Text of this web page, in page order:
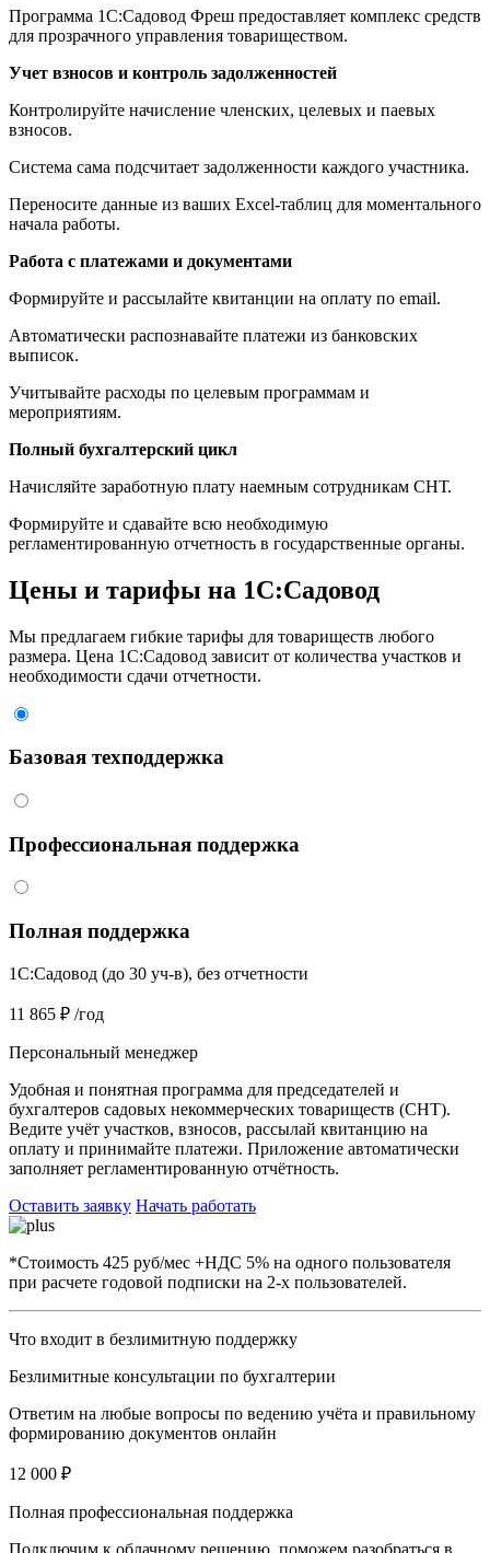
Программа 1С:Садовод Фреш предоставляет комплекс средств
для прозрачного управления товариществом.
Учет взносов и контроль задолженностей
Контролируйте начисление членских, целевых и паевых
взносов.
Система сама подсчитает задолженности каждого участника.
Переносите данные из ваших Excel-таблиц для моментального
начала работы.
Работа с платежами и документами
Формируйте и рассылайте квитанции на оплату по email.
Автоматически распознавайте платежи из банковских
выписок.
Учитывайте расходы по целевым программам и
мероприятиям.
Полный бухгалтерский цикл
Начисляйте заработную плату наемным сотрудникам СНТ.
Формируйте и сдавайте всю необходимую
регламентированную отчетность в государственные органы.
Цены и тарифы на 1С:Садовод
Мы предлагаем гибкие тарифы для товариществ любого
размера. Цена 1С:Садовод зависит от количества участков и
необходимости сдачи отчетности.
Базовая техподдержка
Профессиональная поддержка
Полная поддержка
1C:Садовод (до 30 уч-в), без отчетности
11 865 ₽ /год
Персональный менеджер
Удобная и понятная программа для председателей и
бухгалтеров садовых некоммерческих товариществ (СНТ).
Ведите учёт участков, взносов, рассылай квитанцию на
оплату и принимайте платежи. Приложение автоматически
заполняет регламентированную отчётность.
Оставить заявку Начать работать
*Стоимость 425 руб/мес +НДС 5% на одного пользователя
при расчете годовой подписки на 2-х пользователей.
Что входит в безлимитную поддержку
Безлимитные консультации по бухгалтерии
Ответим на любые вопросы по ведению учёта и правильному
формированию документов онлайн
12 000 ₽
Полная профессиональная поддержка
Подключим к облачному решению, поможем разобраться в